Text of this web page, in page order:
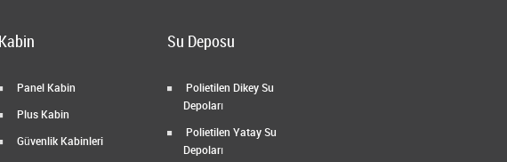
Kabin
Panel Kabin
Plus Kabin
Güvenlik Kabinleri
Su Deposu
Polietilen Dikey Su
Depoları
Polietilen Yatay Su
Depoları